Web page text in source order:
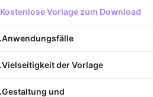
Kostenlose Vorlage zum Download
Anwendungsfälle
Vielseitigkeit der Vorlage
Gestaltung und